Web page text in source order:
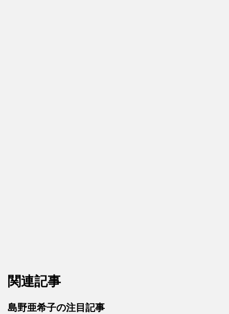
関連記事
島野亜希子の注目記事